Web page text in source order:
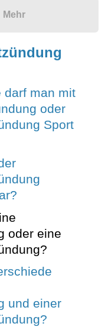
Mehr
darf man mit
oder
Sport
oder eine
und einer